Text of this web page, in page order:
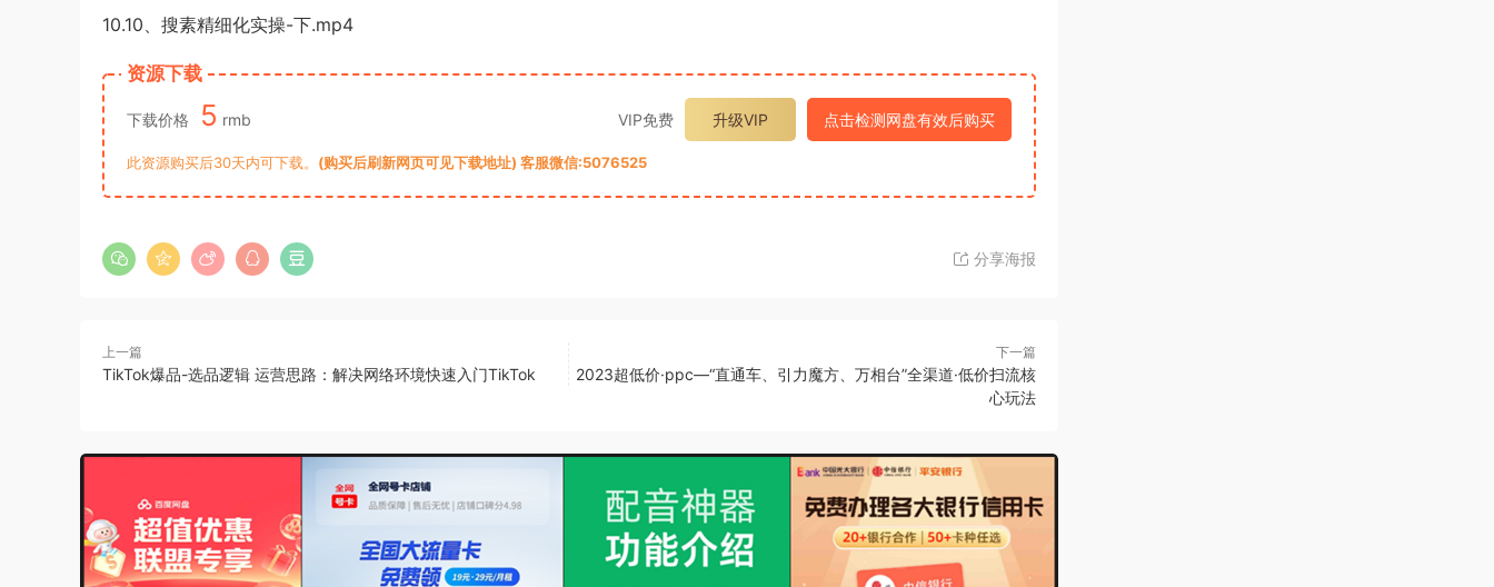
10.10、搜素精细化实操-下.mp4
资源下载
下载价格 5 rmb VIP免费 升级VIP 点击检测网盘有效后购买
此资源购买后30天内可下载。 (购买后刷新网页可见下载地址) 客服微信:5076525
分享海报
上一篇
TikTok爆品-选品逻辑 运营思路：解决网络环境快速入门TikTok
下一篇
2023超低价·ppc—“直通车、引力魔方、万相台”全渠道·低价扫流核
心玩法